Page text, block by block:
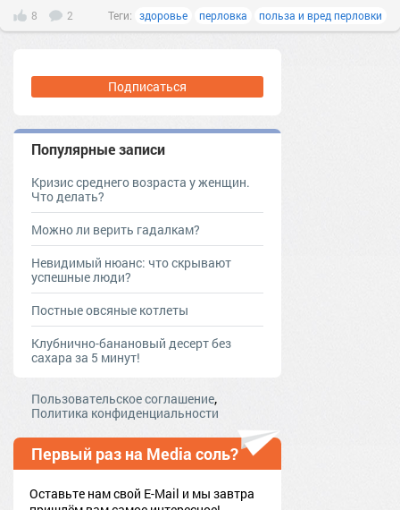
8 2 Теги: здоровье перловка польза и вред перловки
Подписаться
Популярные записи
Кризис среднего возраста у женщин.
Что делать?
Можно ли верить гадалкам?
Невидимый нюанс: что скрывают
успешные люди?
Постные овсяные котлеты
Клубнично-банановый десерт без
сахара за 5 минут!
Пользовательское соглашение,
Политика конфиденциальности
Первый раз на Media соль?
Оставьте нам свой E-Mail и мы завтра